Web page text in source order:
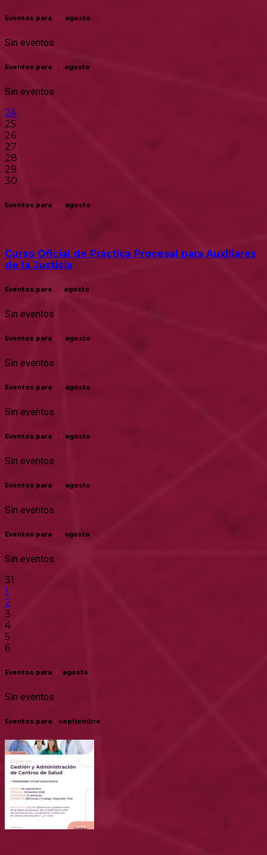
Eventos para agosto
Sin eventos
Eventos para agosto
Sin eventos
24
25
26
27
28
29
30
Eventos para agosto
Curso Oficial de Práctica Procesal para Auxiliares
de la Justicia
Eventos para agosto
Sin eventos
Eventos para agosto
Sin eventos
Eventos para agosto
Sin eventos
Eventos para 28 agosto
Sin eventos
Eventos para agosto
Sin eventos
Eventos para agosto
Sin eventos
31
1
2
3
4
5
6
Eventos para agosto
Sin eventos
Eventos para septiembre